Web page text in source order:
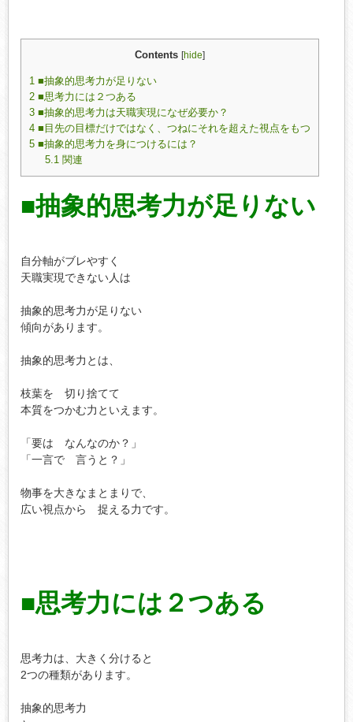
Contents [hide]
1 ■抽象的思考力が足りない
2 ■思考力には２つある
3 ■抽象的思考力は天職実現になぜ必要か？
4 ■目先の目標だけではなく、つねにそれを超えた視点をもつ
5 ■抽象的思考力を身につけるには？
5.1 関連
■抽象的思考力が足りない
自分軸がブレやすく
天職実現できない人は
抽象的思考力が足りない
傾向があります。
抽象的思考力とは、
枝葉を　切り捨てて
本質をつかむ力といえます。
「要は　なんなのか？」
「一言で　言うと？」
物事を大きなまとまりで、
広い視点から　捉える力です。
■思考力には２つある
思考力は、大きく分けると
2つの種類があります。
抽象的思考力